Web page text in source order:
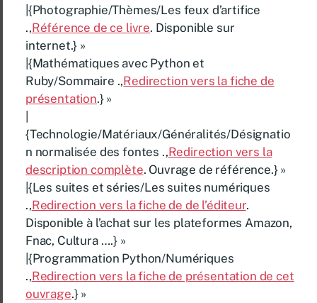
|{Photographie/Thèmes/Les feux d’artifice
.,Référence de ce livre. Disponible sur
internet.} »
|{Mathématiques avec Python et
Ruby/Sommaire .,Redirection vers la fiche de
présentation.} »
{Technologie/Matériaux/Généralités/Désignatio
n normalisée des fontes .,Redirection vers la
description complète. Ouvrage de référence.} »
|{Les suites et séries/Les suites numériques
.,Redirection vers la fiche de de l’éditeur.
Disponible à l’achat sur les plateformes Amazon,
Fnac, Cultura ….} »
|{Programmation Python/Numériques
.,Redirection vers la fiche de présentation de cet
ouvrage.} »